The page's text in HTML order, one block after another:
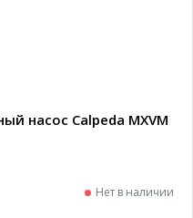
насос Calpeda MXVM
Нет в наличии